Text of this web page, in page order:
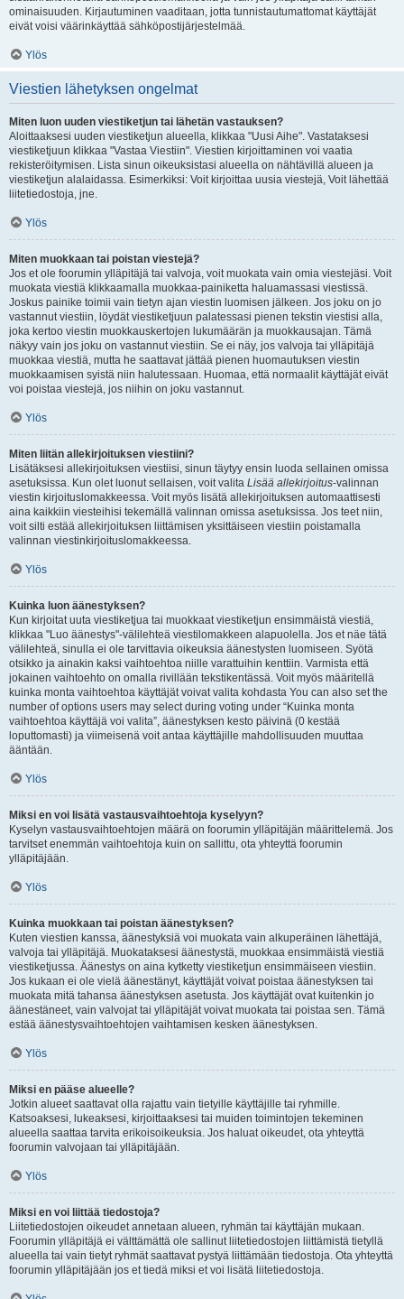
ominaisuuden. Kirjautuminen vaaditaan, jotta tunnistautumattomat käyttäjät
eivät voisi väärinkäyttää sähköpostijärjestelmää.
Ylös
Viestien lähetyksen ongelmat
Miten luon uuden viestiketjun tai lähetän vastauksen?
Aloittaaksesi uuden viestiketjun alueella, klikkaa "Uusi Aihe". Vastataksesi
viestiketjuun klikkaa "Vastaa Viestiin". Viestien kirjoittaminen voi vaatia
rekisteröitymisen. Lista sinun oikeuksistasi alueella on nähtävillä alueen ja
viestiketjun alalaidassa. Esimerkiksi: Voit kirjoittaa uusia viestejä, Voit lähettää
liitetiedostoja, jne.
Ylös
Miten muokkaan tai poistan viestejä?
Jos et ole foorumin ylläpitäjä tai valvoja, voit muokata vain omia viestejäsi. Voit
muokata viestiä klikkaamalla muokkaa-painiketta haluamassasi viestissä.
Joskus painike toimii vain tietyn ajan viestin luomisen jälkeen. Jos joku on jo
vastannut viestiin, löydät viestiketjuun palatessasi pienen tekstin viestisi alla,
joka kertoo viestin muokkauskertojen lukumäärän ja muokkausajan. Tämä
näkyy vain jos joku on vastannut viestiin. Se ei näy, jos valvoja tai ylläpitäjä
muokkaa viestiä, mutta he saattavat jättää pienen huomautuksen viestin
muokkaamisen syistä niin halutessaan. Huomaa, että normaalit käyttäjät eivät
voi poistaa viestejä, jos niihin on joku vastannut.
Ylös
Miten liitän allekirjoituksen viestiini?
Lisätäksesi allekirjoituksen viestiisi, sinun täytyy ensin luoda sellainen omissa
asetuksissa. Kun olet luonut sellaisen, voit valita Lisää allekirjoitus-valinnan
viestin kirjoituslomakkeessa. Voit myös lisätä allekirjoituksen automaattisesti
aina kaikkiin viesteihisi tekemällä valinnan omissa asetuksissa. Jos teet niin,
voit silti estää allekirjoituksen liittämisen yksittäiseen viestiin poistamalla
valinnan viestinkirjoituslomakkeessa.
Ylös
Kuinka luon äänestyksen?
Kun kirjoitat uuta viestiketjua tai muokkaat viestiketjun ensimmäistä viestiä,
klikkaa "Luo äänestys"-välilehteä viestilomakkeen alapuolella. Jos et näe tätä
välilehteä, sinulla ei ole tarvittavia oikeuksia äänestysten luomiseen. Syötä
otsikko ja ainakin kaksi vaihtoehtoa niille varattuihin kenttiin. Varmista että
jokainen vaihtoehto on omalla rivillään tekstikentässä. Voit myös määritellä
kuinka monta vaihtoehtoa käyttäjät voivat valita kohdasta You can also set the
number of options users may select during voting under “Kuinka monta
vaihtoehtoa käyttäjä voi valita”, äänestyksen kesto päivinä (0 kestää
loputtomasti) ja viimeisenä voit antaa käyttäjille mahdollisuuden muuttaa
ääntään.
Ylös
Miksi en voi lisätä vastausvaihtoehtoja kyselyyn?
Kyselyn vastausvaihtoehtojen määrä on foorumin ylläpitäjän määrittelemä. Jos
tarvitset enemmän vaihtoehtoja kuin on sallittu, ota yhteyttä foorumin
ylläpitäjään.
Ylös
Kuinka muokkaan tai poistan äänestyksen?
Kuten viestien kanssa, äänestyksiä voi muokata vain alkuperäinen lähettäjä,
valvoja tai ylläpitäjä. Muokataksesi äänestystä, muokkaa ensimmäistä viestiä
viestiketjussa. Äänestys on aina kytketty viestiketjun ensimmäiseen viestiin.
Jos kukaan ei ole vielä äänestänyt, käyttäjät voivat poistaa äänestyksen tai
muokata mitä tahansa äänestyksen asetusta. Jos käyttäjät ovat kuitenkin jo
äänestäneet, vain valvojat tai ylläpitäjät voivat muokata tai poistaa sen. Tämä
estää äänestysvaihtoehtojen vaihtamisen kesken äänestyksen.
Ylös
Miksi en pääse alueelle?
Jotkin alueet saattavat olla rajattu vain tietyille käyttäjille tai ryhmille.
Katsoaksesi, lukeaksesi, kirjoittaaksesi tai muiden toimintojen tekeminen
alueella saattaa tarvita erikoisoikeuksia. Jos haluat oikeudet, ota yhteyttä
foorumin valvojaan tai ylläpitäjään.
Ylös
Miksi en voi liittää tiedostoja?
Liitetiedostojen oikeudet annetaan alueen, ryhmän tai käyttäjän mukaan.
Foorumin ylläpitäjä ei välttämättä ole sallinut liitetiedostojen liittämistä tietyllä
alueella tai vain tietyt ryhmät saattavat pystyä liittämään tiedostoja. Ota yhteyttä
foorumin ylläpitäjään jos et tiedä miksi et voi lisätä liitetiedostoja.